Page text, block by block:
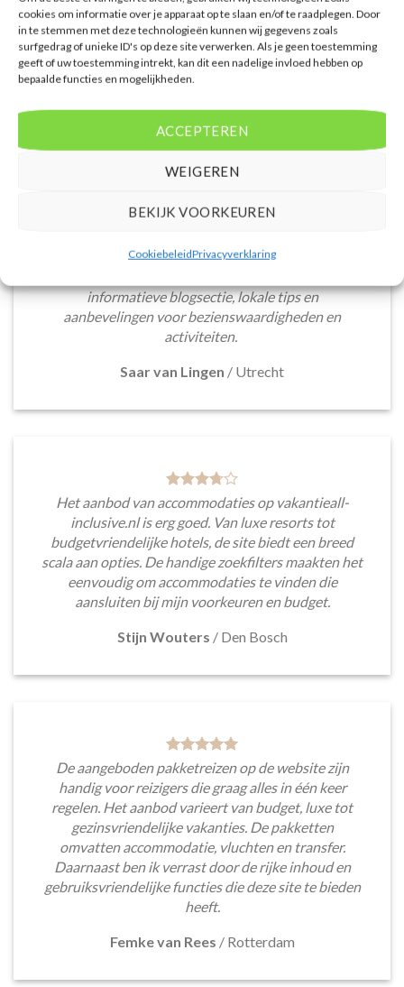
cookies om informatie over je apparaat op te slaan en/of te raadplegen. Door
in te stemmen met deze technologieën kunnen wij gegevens zoals
surfgedrag of unieke ID's op deze site verwerken. Als je geen toestemming
geeft of uw toestemming intrekt, kan dit een nadelige invloed hebben op
bepaalde functies en mogelijkheden.
ACCEPTEREN
WEIGEREN
BEKIJK VOORKEUREN
CookiebeleidPrivacyverklaring
accommodaties met verschillende filters zoals
time prijsinformatie en de mogelijkheid om direct op
informatieve blogsectie, lokale tips en
aanbevelingen voor bezienswaardigheden en
activiteiten.
Saar van Lingen / Utrecht
Het aanbod van accommodaties op vakantieall-
inclusive.nl is erg goed. Van luxe resorts tot
budgetvriendelijke hotels, de site biedt een breed
scala aan opties. De handige zoekfilters maakten het
eenvoudig om accommodaties te vinden die
aansluiten bij mijn voorkeuren en budget.
Stijn Wouters / Den Bosch
De aangeboden pakketreizen op de website zijn
handig voor reizigers die graag alles in één keer
regelen. Het aanbod varieert van budget, luxe tot
gezinsvriendelijke vakanties. De pakketten
omvatten accommodatie, vluchten en transfer.
Daarnaast ben ik verrast door de rijke inhoud en
gebruiksvriendelijke functies die deze site te bieden
heeft.
Femke van Rees / Rotterdam